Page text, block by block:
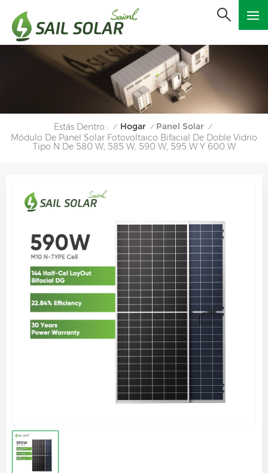
Estás Dentro : / Hogar / Panel Solar /
Módulo De Panel Solar Fotovoltaico Bifacial De Doble Vidrio
Tipo N De 580 W, 585 W, 590 W, 595 W Y 600 W